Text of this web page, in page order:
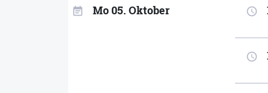
event_note Mo 05. Oktober access_time
access_time